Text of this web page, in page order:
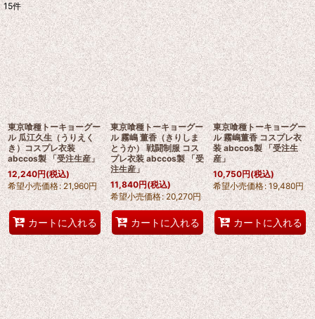
表示数:
並び順:
絞り込む
15件
東京喰種トーキョーグー
ル 瓜江久生（うりえく
き）コスプレ衣装
abccos製 「受注生産」
12,240円(税込)
希望小売価格: 21,960円
カートに入れる
東京喰種トーキョーグー
ル 霧嶋 董香（きりしま
とうか） 戦闘制服 コス
プレ衣装 abccos製 「受
注生産」
11,840円(税込)
希望小売価格: 20,270円
カートに入れる
東京喰種トーキョーグー
ル 霧嶋董香 コスプレ衣
装 abccos製 「受注生
産」
10,750円(税込)
希望小売価格: 19,480円
カートに入れる